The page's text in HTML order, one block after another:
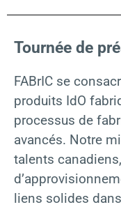
Tournée de
FABrIC se
produits IdO
processus de
avancés. Notre
talents
liens solides